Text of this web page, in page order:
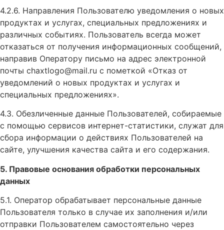
4.2.6. Направления Пользователю уведомления о новых
продуктах и услугах, специальных предложениях и
различных событиях. Пользователь всегда может
отказаться от получения информационных сообщений,
направив Оператору письмо на адрес электронной
почты chaxtlogo@mail.ru с пометкой «Отказ от
уведомлений о новых продуктах и услугах и
специальных предложениях».
4.3. Обезличенные данные Пользователей, собираемые
с помощью сервисов интернет-статистики, служат для
сбора информации о действиях Пользователей на
сайте, улучшения качества сайта и его содержания.
5. Правовые основания обработки персональных
данных
5.1. Оператор обрабатывает персональные данные
Пользователя только в случае их заполнения и/или
отправки Пользователем самостоятельно через